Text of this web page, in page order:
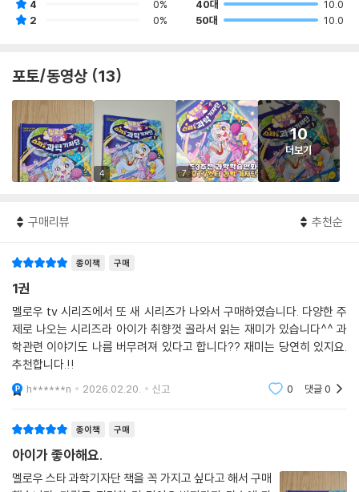
4
0%
2
0%
40대
10.0
50대
10.0
포토/동영상 (13)
4 7
10
더보기
구매리뷰 추천순
종이책 구매
1권
멜로우 tv 시리즈에서 또 새 시리즈가 나와서 구매하였습니다. 다양한 주
제로 나오는 시리즈라 아이가 취향껏 골라서 읽는 재미가 있습니다^^ 과
학관련 이야기도 나름 버무려져 있다고 합니다?? 재미는 당연히 있지요.
추천합니다.!!
h******n 2026.02.20. 신고 0 댓글0
종이책 구매
아이가 좋아해요.
멜로우 스타 과학기자단 책을 꼭 가지고 싶다고 해서 구매